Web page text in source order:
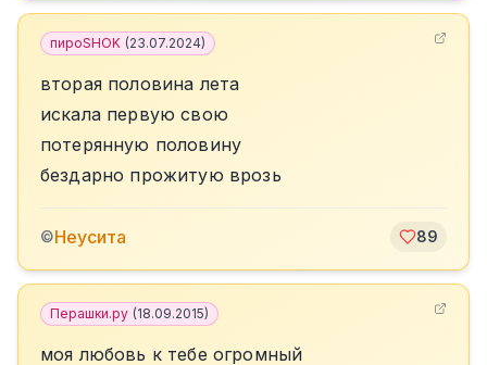
пироSHOK (23.07.2024)
вторая половина лета
искала первую свою
потерянную половину
бездарно прожитую врозь
©Неусита 89
Перашки.ру (18.09.2015)
моя любовь к тебе огромный